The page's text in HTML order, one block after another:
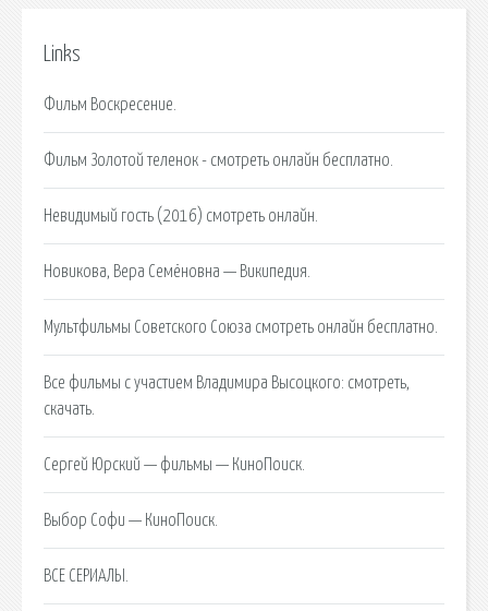
Links
Фильм Воскресение.
Фильм Золотой теленок - смотреть онлайн бесплатно.
Невидимый гость (2016) смотреть онлайн.
Новикова, Вера Семёновна — Википедия.
Мультфильмы Советского Союза смотреть онлайн бесплатно.
Все фильмы с участием Владимира Высоцкого: смотреть,
скачать.
Сергей Юрский — фильмы — КиноПоиск.
Выбор Софи — КиноПоиск.
ВСЕ СЕРИАЛЫ.